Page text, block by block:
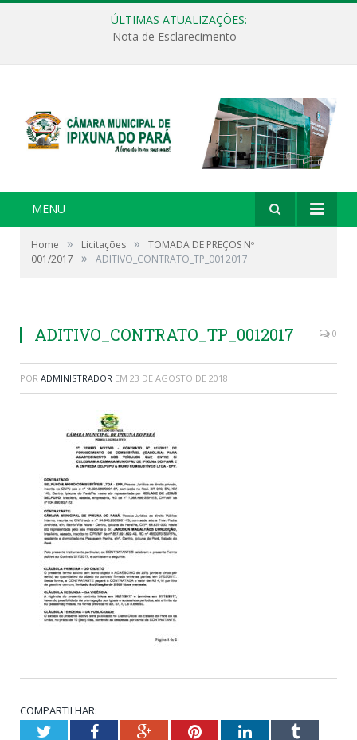
ÚLTIMAS ATUALIZAÇÕES:
Nota de Esclarecimento
MENU
Home » Licitações »
TOMADA DE PREÇOS Nº
001/2017
» ADITIVO_CONTRATO_TP_0012017
ADITIVO_CONTRATO_TP_0012017 0
POR ADMINISTRADOR EM 23 DE AGOSTO DE 2018
COMPARTILHAR:
TwitterFacebookGoogle+PinterestLinkedInTumblr